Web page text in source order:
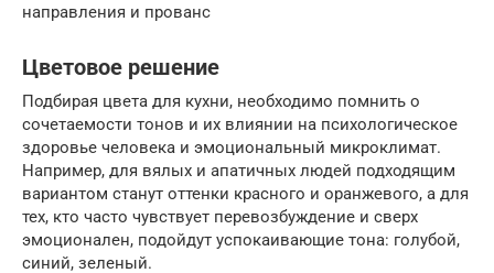
направления и прованс
Цветовое решение
Подбирая цвета для кухни, необходимо помнить о
сочетаемости тонов и их влиянии на психологическое
здоровье человека и эмоциональный микроклимат.
Например, для вялых и апатичных людей подходящим
вариантом станут оттенки красного и оранжевого, а для
тех, кто часто чувствует перевозбуждение и сверх
эмоционален, подойдут успокаивающие тона: голубой,
синий, зеленый.